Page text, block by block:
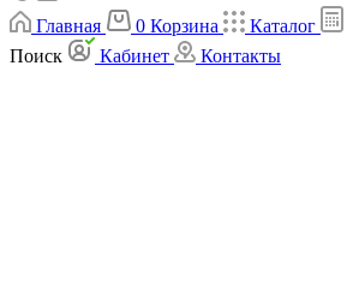
Главная 0 Корзина Каталог
Поиск
Кабинет Контакты